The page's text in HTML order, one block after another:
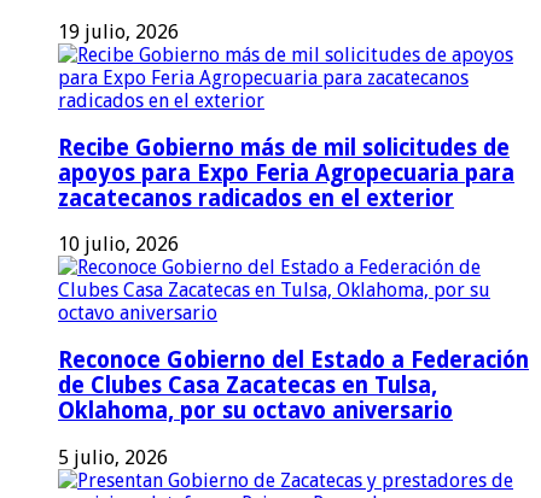
19 julio, 2026
Recibe Gobierno más de mil solicitudes de
apoyos para Expo Feria Agropecuaria para
zacatecanos radicados en el exterior
10 julio, 2026
Reconoce Gobierno del Estado a Federación
de Clubes Casa Zacatecas en Tulsa,
Oklahoma, por su octavo aniversario
5 julio, 2026